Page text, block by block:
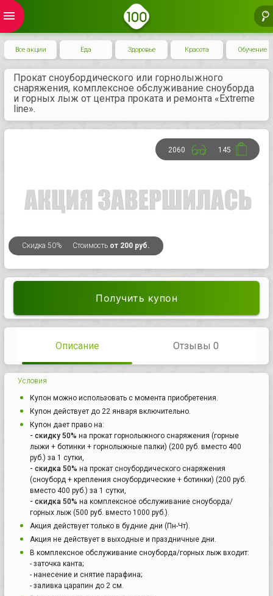
menu
Все акции Еда Здоровье Красота Обучение
Прокат сноубордического или горнолыжного
снаряжения, комплексное обслуживание сноуборда
и горных лыж от центра проката и ремонта «Extreme
line».
Скидка 50% Стоимость от 200 руб.
2060 145
Получить купон
Описание Отзывы 0
Условия
Купон можно использовать с момента приобретения.
Купон действует до 22 января включительно.
Купон дает право на:
- скидку 50% на прокат горнолыжного снаряжения (горные
лыжи + ботинки + горнолыжные палки) (200 руб. вместо 400
руб.) за 1 сутки,
- скидка 50% на прокат сноубордического снаряжения
(сноуборд + крепления сноубордические + ботинки) (200 руб.
вместо 400 руб.) за 1 сутки,
- скидка 50% на комплексное обслуживание сноуборда/
горных лыж (500 руб. вместо 1000 руб.).
Акция действует только в будние дни (Пн-Чт).
Акция не действует в выходные и праздничные дни.
В комплексное обслуживание сноуборда/горных лыж входит:
- заточка канта;
- нанесение и снятие парафина;
- заливка царапин до 2 см.